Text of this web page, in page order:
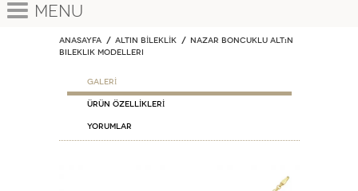
Menu
Anasayfa ALTIN BİLEKLİK
Nazar Boncuklu Altın
Bileklik Modelleri
GALERİ
ÜRÜN ÖZELLİKLERİ
Yorumlar